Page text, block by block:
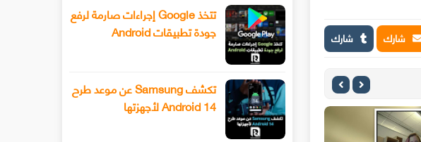
شارك شارك
تتخذ Google إجراءات صارمة لرفع
جودة تطبيقات Android
تكشف Samsung عن موعد طرح
Android 14 لأجهزتها